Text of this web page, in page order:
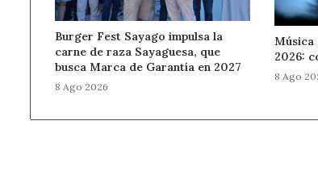
Burger Fest Sayago impulsa la
carne de raza Sayaguesa, que
busca Marca de Garantía en 2027
8 Ago 2026
Música
2026:
8 Ago